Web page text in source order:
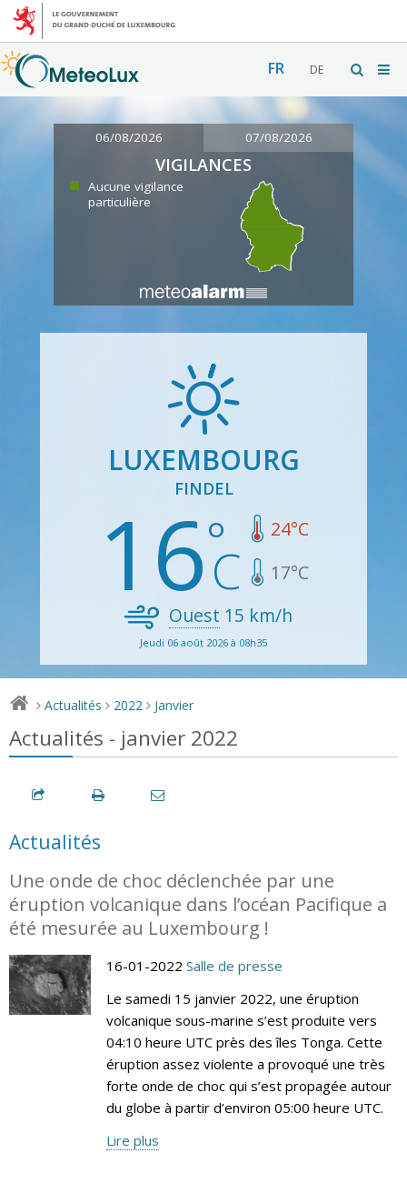
FR DE
06/08/2026 07/08/2026
VIGILANCES
Aucune vigilance
particulière
LUXEMBOURG
FINDEL
16 24°C
17°C
Ouest 15 km/h
Jeudi 06 août 2026 à 08h35
> Actualités > 2022 > Janvier
Actualités - janvier 2022
Actualités
Une onde de choc déclenchée par une
éruption volcanique dans l’océan Pacifique a
été mesurée au Luxembourg !
16-01-2022 Salle de presse
Le samedi 15 janvier 2022, une éruption
volcanique sous-marine s’est produite vers
04:10 heure UTC près des îles Tonga. Cette
éruption assez violente a provoqué une très
forte onde de choc qui s’est propagée autour
du globe à partir d’environ 05:00 heure UTC.
Lire plus